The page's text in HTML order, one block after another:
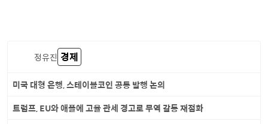
정유진 경제
미국 대형 은행, 스테이블코인 공동 발행 논의
트럼프, EU와 애플에 고율 관세 경고로 무역 갈등 재점화